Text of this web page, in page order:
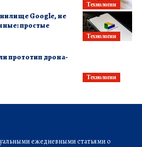
Технологии
Технологии
Google, не
простые
Технологии
прототип дрона-
ежедневными статьями о